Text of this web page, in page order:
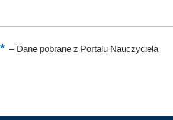
–Dane pobrane z Portalu Nauczyciela